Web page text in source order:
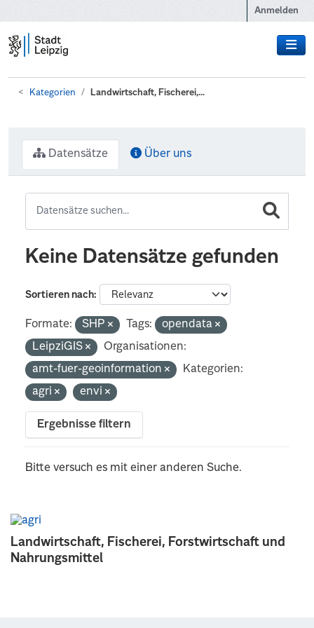
Anmelden
Kategorien Landwirtschaft, Fischerei,...
Landwirtschaft, Fischerei, Forstwirtschaft und
Nahrungsmittel
Datensätze Über uns
Keine Datensätze gefunden
Sortieren nach
Formate: SHP Tags:
opendata
LeipziGIS
Organisationen:
amt-fuer-geoinformation
Kategorien:
agri
envi
Ergebnisse filtern
Bitte versuch es mit einer anderen Suche.